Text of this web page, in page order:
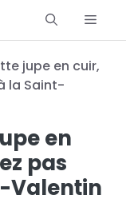
jupe en cuir,
la Saint-
en
pas
Valentin